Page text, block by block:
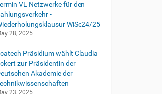
VL Netzwerke für den
-
WiSe24/25
28, 2025
Präsidium wählt Claudia
zur Präsidentin der
Akademie der
23, 2025